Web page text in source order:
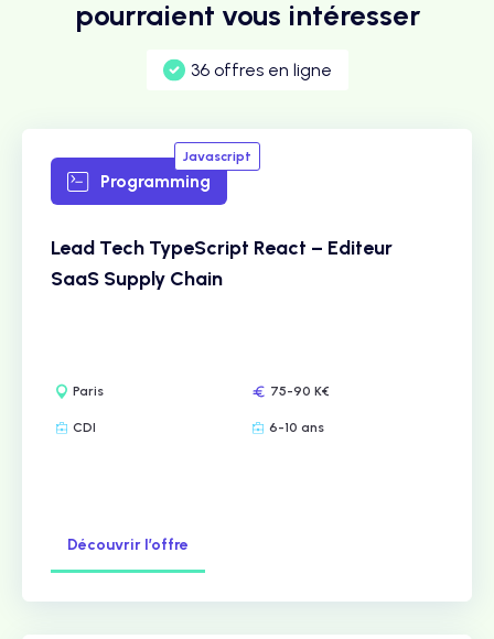
pourraient vous intéresser
36 offres en ligne
Programming
Javascript
Lead Tech TypeScript React – Editeur
SaaS Supply Chain
Paris 75-90 K€
CDI 6-10 ans
Découvrir l’offre